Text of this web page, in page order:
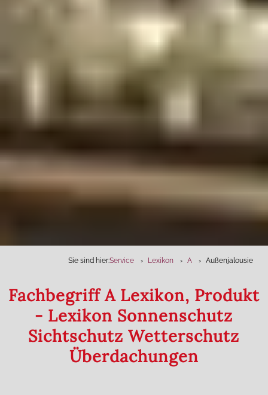
Sie sind hier:Service Lexikon A Außenjalousie
Fachbegriff A Lexikon, Produkt
- Lexikon Sonnenschutz
Sichtschutz Wetterschutz
Überdachungen